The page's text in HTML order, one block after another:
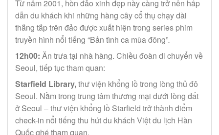
Từ năm 2001, hòn đảo xinh đẹp này càng trở nên hấp
dẫn du khách khi những hàng cây cổ thụ chạy dài
thẳng tắp trên đảo được xuất hiện trong series phim
truyền hình nổi tiếng “Bản tình ca mùa đông”.
12h00: Ăn trưa tại nhà hàng. Chiều đoàn di chuyển về
Seoul, tiếp tục tham quan:
Starfield Library,thư viện khổng lồ trong lòng thủ đô
Seoul. Nằm trong trung tâm thương mại dưới lòng đất
ở Seoul – thư viện khổng lồ Starfield trở thành điểm
check-in nổi tiếng thu hút du khách Việt du lịch Hàn
Quốc ghé tham quan.